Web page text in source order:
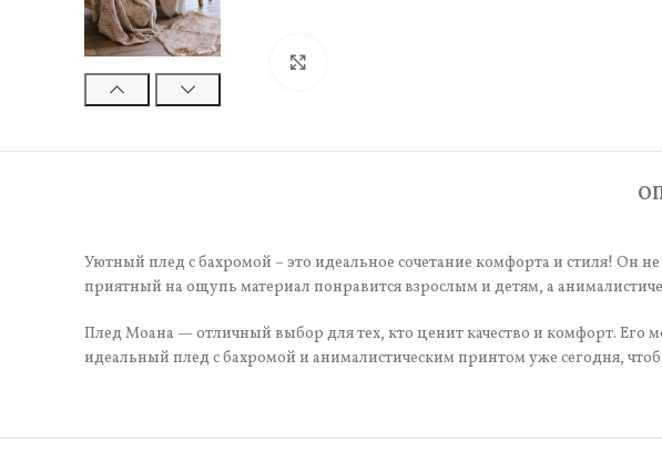
Уютный плед с бахромой – это идеальное сочетание комфорта и стиля! Он
приятный на ощупь материал понравится взрослым и детям, а
Плед Моана — отличный выбор для тех, кто ценит качество и комфорт. Его
идеальный плед с бахромой и анималистическим принтом уже сегодня,